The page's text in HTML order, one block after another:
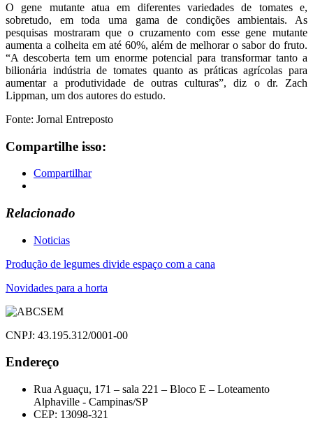
O gene mutante atua em diferentes variedades de tomates e,
sobretudo, em toda uma gama de condições ambientais. As
pesquisas mostraram que o cruzamento com esse gene mutante
aumenta a colheita em até 60%, além de melhorar o sabor do fruto.
“A descoberta tem um enorme potencial para transformar tanto a
bilionária indústria de tomates quanto as práticas agrícolas para
aumentar a produtividade de outras culturas”, diz o dr. Zach
Lippman, um dos autores do estudo.
Fonte: Jornal Entreposto
Compartilhe isso:
Compartilhar
Relacionado
Noticias
Navegação
de
Post
Produção de legumes divide espaço com a cana
Novidades para a horta
CNPJ: 43.195.312/0001-00
Endereço
Rua Aguaçu, 171 – sala 221 – Bloco E – Loteamento
Alphaville - Campinas/SP
CEP: 13098-321